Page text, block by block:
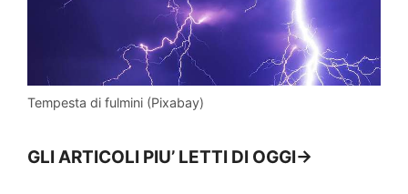
Tempesta di fulmini (Pixabay)
GLI ARTICOLI PIU’ LETTI DI OGGI->